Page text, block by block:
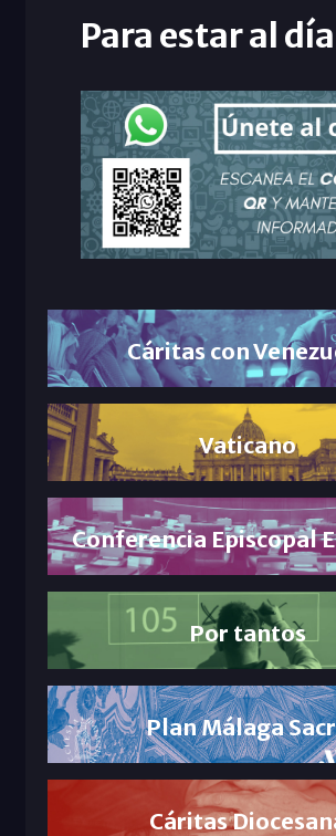
Para estar al día
Cáritas con
Vaticano
Conferencia Episcopal
Por tantos
Plan Málaga
Cáritas